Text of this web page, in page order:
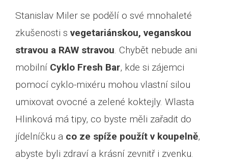
Stanislav Miler se podělí o své mnohaleté
zkušenosti s vegetariánskou, veganskou
stravou a RAW stravou. Chybět nebude ani
mobilní Cyklo Fresh Bar, kde si zájemci
pomocí cyklo-mixéru mohou vlastní silou
umixovat ovocné a zelené koktejly. Wlasta
Hlinková má tipy, co byste měli zařadit do
jídelníčku a co ze spíže použít v koupelně,
abyste byli zdraví a krásní zevnitř i zvenku.